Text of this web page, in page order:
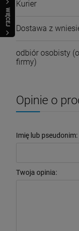
WIĘCEJ
Kurier
Dostawa z
odbiór osobisty
firmy)
Opinie o
Imię lub pseudonim:
Twoja opinia: